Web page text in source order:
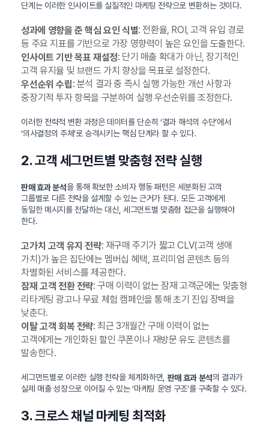
단계는 이러한 인사이트를 실질적인 마케팅 전략으로 변환하는 것이다.
성과에 영향을 준 핵심 요인 식별: 전환율, ROI, 고객 유입 경로
등 주요 지표를 기반으로 가장 영향력이 높은 요인을 도출한다.
인사이트 기반 목표 재설정: 단기 매출 확대가 아닌, 장기적인
고객 유지율 및 브랜드 가치 향상을 목표로 설정한다.
우선순위 수립: 분석 결과 중 즉시 실행 가능한 개선 사항과
중장기적 투자 항목을 구분하여 실행 우선순위를 조정한다.
이러한 전략적 변환 과정은 데이터를 단순히 ‘결과 해석의 수단’에서
‘의사결정의 주체’로 승격시키는 핵심 단계라 할 수 있다.
2. 고객 세그먼트별 맞춤형 전략 실행
판매 효과 분석을 통해 확보한 소비자 행동 패턴은 세분화된 고객
그룹별로 다른 전략을 설계할 수 있는 근거가 된다. 모든 고객에게
동일한 메시지를 전달하는 대신, 세그먼트별 맞춤형 접근을 실행해야
한다.
고가치 고객 유지 전략: 재구매 주기가 짧고 CLV(고객 생애
가치)가 높은 집단에는 멤버십 혜택, 프리미엄 콘텐츠 등의
차별화된 서비스를 제공한다.
잠재 고객 전환 전략: 구매 이력이 없는 잠재 고객군에는 맞춤형
리타게팅 광고나 무료 체험 캠페인을 통해 초기 진입 장벽을
낮춘다.
이탈 고객 회복 전략: 최근 3개월간 구매 이력이 없는
고객에게는 개인화된 할인 쿠폰이나 재방문 유도 콘텐츠를
발송한다.
세그먼트별로 이러한 실행 전략을 체계화하면, 판매 효과 분석의 결과가
실제 매출 성장으로 이어질 수 있는 ‘마케팅 운영 구조’를 구축할 수 있다.
3. 크로스 채널 마케팅 최적화